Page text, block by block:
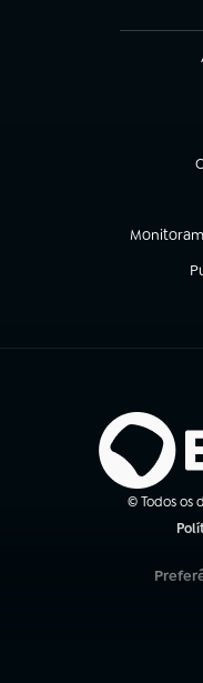
(abre em
© Todos os